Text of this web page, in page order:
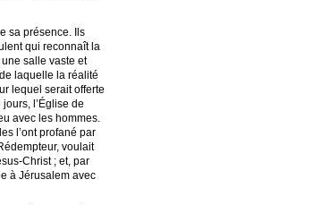
sa présence. Ils
qui reconnaît la
salle vaste et
laquelle la réalité
lequel serait offerte
l’Église de
avec les hommes.
l’ont profané par
voulait
Christ ; et, par
à Jérusalem avec